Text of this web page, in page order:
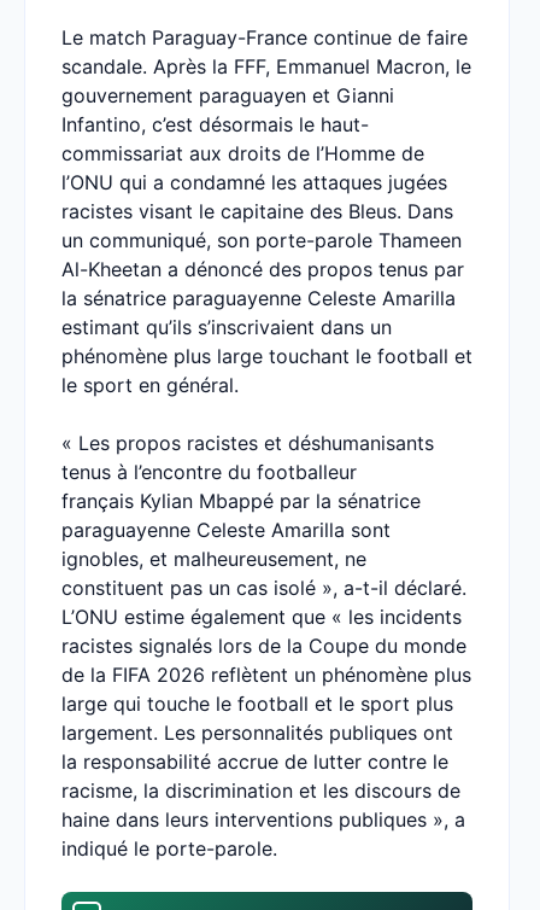
Le match Paraguay-France continue de faire
scandale. Après la FFF, Emmanuel Macron, le
gouvernement paraguayen et Gianni
Infantino, c’est désormais le haut-
commissariat aux droits de l’Homme de
l’ONU qui a condamné les attaques jugées
racistes visant le capitaine des Bleus. Dans
un communiqué, son porte-parole Thameen
Al-Kheetan a dénoncé des propos tenus par
la sénatrice paraguayenne Celeste Amarilla
estimant qu’ils s’inscrivaient dans un
phénomène plus large touchant le football et
le sport en général.
« Les propos racistes et déshumanisants
tenus à l’encontre du footballeur
français Kylian Mbappé par la sénatrice
paraguayenne Celeste Amarilla sont
ignobles, et malheureusement, ne
constituent pas un cas isolé », a-t-il déclaré.
L’ONU estime également que « les incidents
racistes signalés lors de la Coupe du monde
de la FIFA 2026 reflètent un phénomène plus
large qui touche le football et le sport plus
largement. Les personnalités publiques ont
la responsabilité accrue de lutter contre le
racisme, la discrimination et les discours de
haine dans leurs interventions publiques », a
indiqué le porte-parole.